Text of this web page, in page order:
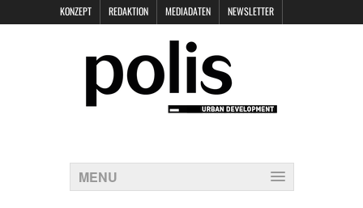
KONZEPT REDAKTION MEDIADATEN NEWSLETTER
DATENSCHUTZ
MENU